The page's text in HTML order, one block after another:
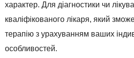
характер. Для діагностики чи
кваліфікованого лікаря, який
терапію з урахуванням ваших
особливостей.